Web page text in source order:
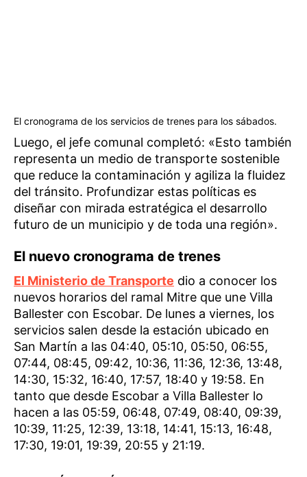
El cronograma de los servicios de trenes para los sábados.
Luego, el jefe comunal completó: «Esto también
representa un medio de transporte sostenible
que reduce la contaminación y agiliza la fluidez
del tránsito. Profundizar estas políticas es
diseñar con mirada estratégica el desarrollo
futuro de un municipio y de toda una región».
El nuevo cronograma de trenes
El Ministerio de Transporte dio a conocer los
nuevos horarios del ramal Mitre que une Villa
Ballester con Escobar. De lunes a viernes, los
servicios salen desde la estación ubicado en
San Martín a las 04:40, 05:10, 05:50, 06:55,
07:44, 08:45, 09:42, 10:36, 11:36, 12:36, 13:48,
14:30, 15:32, 16:40, 17:57, 18:40 y 19:58. En
tanto que desde Escobar a Villa Ballester lo
hacen a las 05:59, 06:48, 07:49, 08:40, 09:39,
10:39, 11:25, 12:39, 13:18, 14:41, 15:13, 16:48,
17:30, 19:01, 19:39, 20:55 y 21:19.